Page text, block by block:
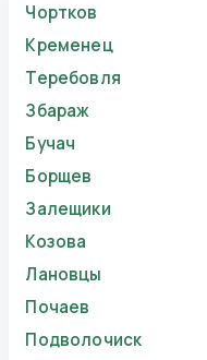
Чортков
Кременец
Теребовля
Збараж
Бучач
Борщев
Залещики
Козова
Лановцы
Почаев
Подволочиск